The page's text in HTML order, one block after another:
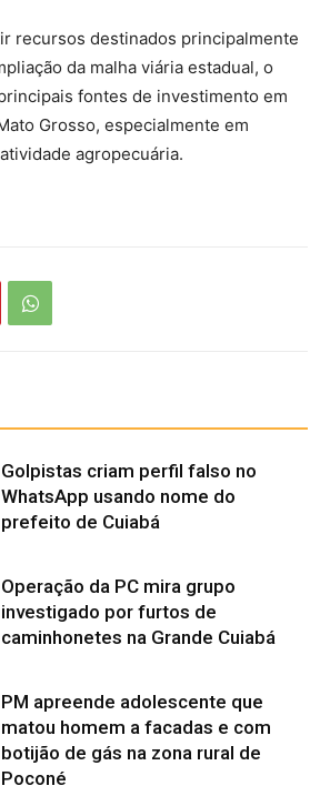
recursos destinados principalmente
da malha viária estadual, o
fontes de investimento em
Grosso, especialmente em
agropecuária.
Golpistas criam perfil falso no
WhatsApp usando nome do
prefeito de Cuiabá
Operação da PC mira grupo
investigado por furtos de
caminhonetes na Grande Cuiabá
PM apreende adolescente que
matou homem a facadas e com
botijão de gás na zona rural de
Poconé